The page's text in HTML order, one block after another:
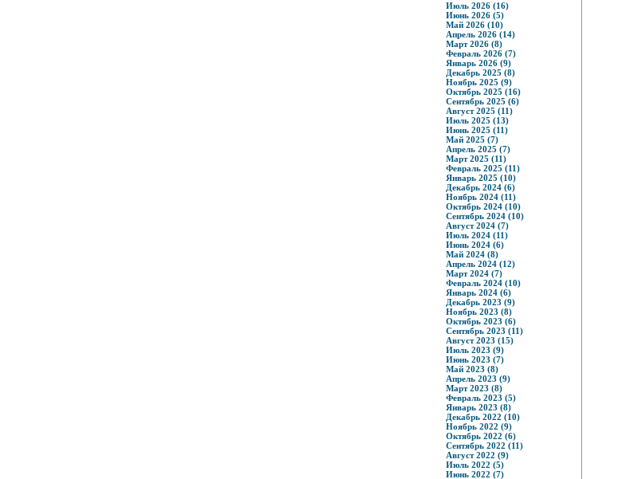
Июль 2026 (16)
Июнь 2026 (5)
Май 2026 (10)
Апрель 2026 (14)
Март 2026 (8)
Февраль 2026 (7)
Январь 2026 (9)
Декабрь 2025 (8)
Ноябрь 2025 (9)
Октябрь 2025 (16)
Сентябрь 2025 (6)
Август 2025 (11)
Июль 2025 (13)
Июнь 2025 (11)
Май 2025 (7)
Апрель 2025 (7)
Март 2025 (11)
Февраль 2025 (11)
Январь 2025 (10)
Декабрь 2024 (6)
Ноябрь 2024 (11)
Октябрь 2024 (10)
Сентябрь 2024 (10)
Август 2024 (7)
Июль 2024 (11)
Июнь 2024 (6)
Май 2024 (8)
Апрель 2024 (12)
Март 2024 (7)
Февраль 2024 (10)
Январь 2024 (6)
Декабрь 2023 (9)
Ноябрь 2023 (8)
Октябрь 2023 (6)
Сентябрь 2023 (11)
Август 2023 (15)
Июль 2023 (9)
Июнь 2023 (7)
Май 2023 (8)
Апрель 2023 (9)
Март 2023 (8)
Февраль 2023 (5)
Январь 2023 (8)
Декабрь 2022 (10)
Ноябрь 2022 (9)
Октябрь 2022 (6)
Сентябрь 2022 (11)
Август 2022 (9)
Июль 2022 (5)
Июнь 2022 (7)